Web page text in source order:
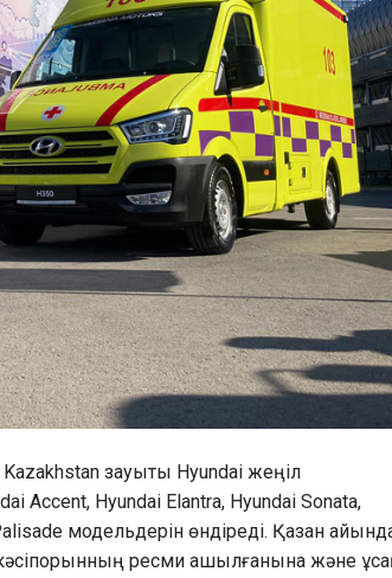
зауыты Hyundai жеңіл
Accent, Hyundai Elantra, Hyundai Sonata,
модельдерін өндіреді. Қазан
кәсіпорынның ресми ашылғанына және ұсақ